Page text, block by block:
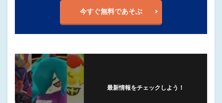
今すぐ無料であそぶ
最新情報をチェックしよう！